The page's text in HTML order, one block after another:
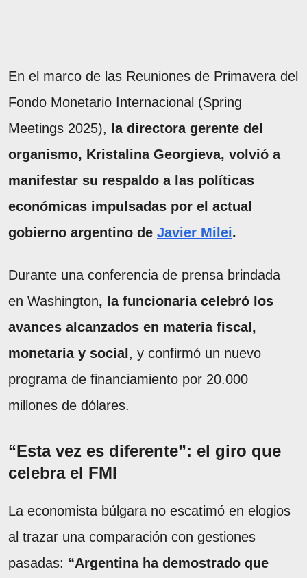
En el marco de las Reuniones de Primavera del
Fondo Monetario Internacional (Spring
Meetings 2025), la directora gerente del
organismo, Kristalina Georgieva, volvió a
manifestar su respaldo a las políticas
económicas impulsadas por el actual
gobierno argentino de Javier Milei.
Durante una conferencia de prensa brindada
en Washington, la funcionaria celebró los
avances alcanzados en materia fiscal,
monetaria y social , y confirmó un nuevo
programa de financiamiento por 20.000
millones de dólares.
“Esta vez es diferente”: el giro que
celebra el FMI
La economista búlgara no escatimó en elogios
al trazar una comparación con gestiones
pasadas: “Argentina ha demostrado que